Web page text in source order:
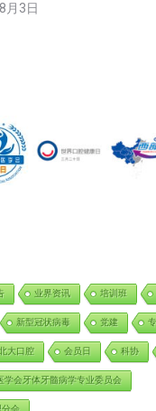
月3日
业界资讯 培训班
新型冠状病毒 党建
大口腔 会员日 科协
学会牙体牙髓病学专业委员会
分会